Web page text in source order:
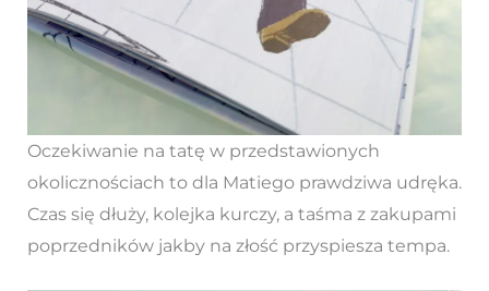
Oczekiwanie na tatę w przedstawionych
okolicznościach to dla Matiego prawdziwa udręka.
Czas się dłuży, kolejka kurczy, a taśma z zakupami
poprzedników jakby na złość przyspiesza tempa.